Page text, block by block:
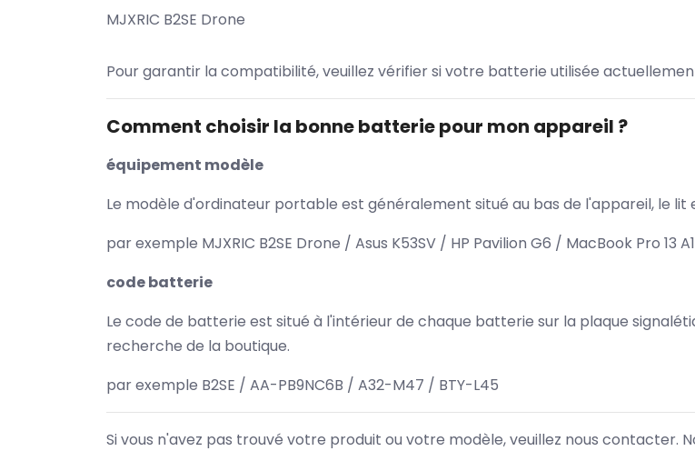
MJXRIC B2SE Drone
Pour garantir la compatibilité, veuillez vérifier si votre batterie utilisée
Comment choisir la bonne batterie pour mon appareil ?
équipement modèle
Le modèle d'ordinateur portable est généralement situé au bas de l'appareil, le
par exemple MJXRIC B2SE Drone / Asus K53SV / HP Pavilion G6 / MacBook Pro 13
code batterie
Le code de batterie est situé à l'intérieur de chaque batterie sur la plaque
recherche de la boutique.
par exemple B2SE / AA-PB9NC6B / A32-M47 / BTY-L45
Si vous n'avez pas trouvé votre produit ou votre modèle, veuillez nous contacter.